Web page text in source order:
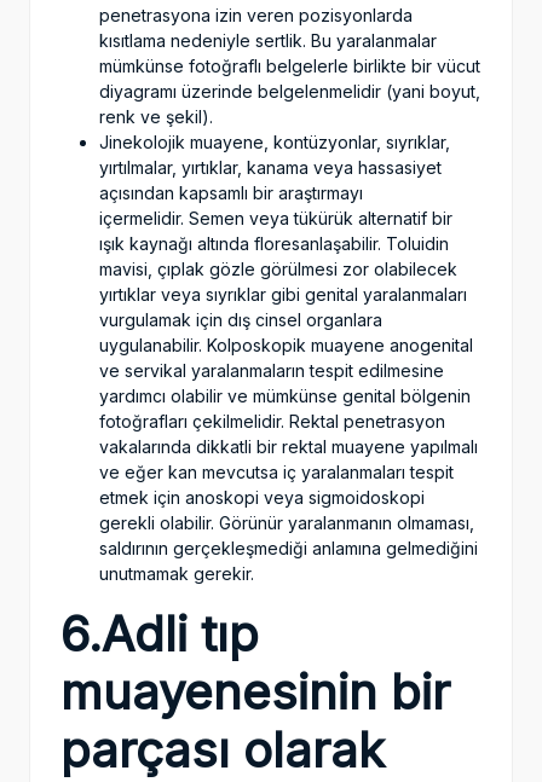
penetrasyona izin veren pozisyonlarda
kısıtlama nedeniyle sertlik. Bu yaralanmalar
mümkünse fotoğraflı belgelerle birlikte bir vücut
diyagramı üzerinde belgelenmelidir (yani boyut,
renk ve şekil).
Jinekolojik muayene, kontüzyonlar, sıyrıklar,
yırtılmalar, yırtıklar, kanama veya hassasiyet
açısından kapsamlı bir araştırmayı
içermelidir. Semen veya tükürük alternatif bir
ışık kaynağı altında floresanlaşabilir. Toluidin
mavisi, çıplak gözle görülmesi zor olabilecek
yırtıklar veya sıyrıklar gibi genital yaralanmaları
vurgulamak için dış cinsel organlara
uygulanabilir. Kolposkopik muayene anogenital
ve servikal yaralanmaların tespit edilmesine
yardımcı olabilir ve mümkünse genital bölgenin
fotoğrafları çekilmelidir. Rektal penetrasyon
vakalarında dikkatli bir rektal muayene yapılmalı
ve eğer kan mevcutsa iç yaralanmaları tespit
etmek için anoskopi veya sigmoidoskopi
gerekli olabilir. Görünür yaralanmanın olmaması,
saldırının gerçekleşmediği anlamına gelmediğini
unutmamak gerekir.
6.Adli tıp
muayenesinin bir
parçası olarak